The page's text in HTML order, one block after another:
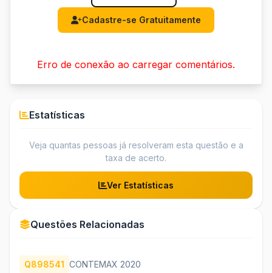
Cadastre-se Gratuitamente
Erro de conexão ao carregar comentários.
Estatísticas
Veja quantas pessoas já resolveram esta questão e a
taxa de acerto.
Ver Estatísticas
Questões Relacionadas
Q898541 CONTEMAX 2020